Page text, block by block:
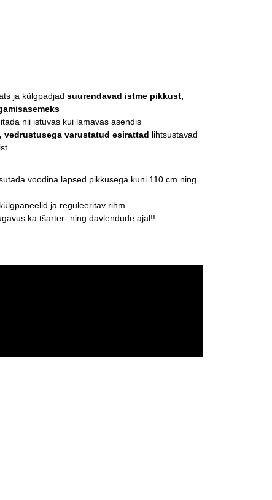
ja külgpadjad suurendavad istme pikkust,
nii istuvas kui lamavas asendis
vedrustusega varustatud esirattad lihtsustavad
voodina lapsed pikkusega kuni 110 cm ning
ja reguleeritav rihm.
ka tšarter- ning davlendude ajal!!